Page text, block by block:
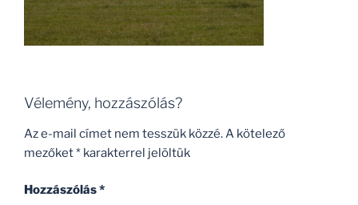
Vélemény, hozzászólás?
Az e-mail címet nem tesszük közzé.A kötelező
mezőket* karakterrel jelöltük
Hozzászólás*